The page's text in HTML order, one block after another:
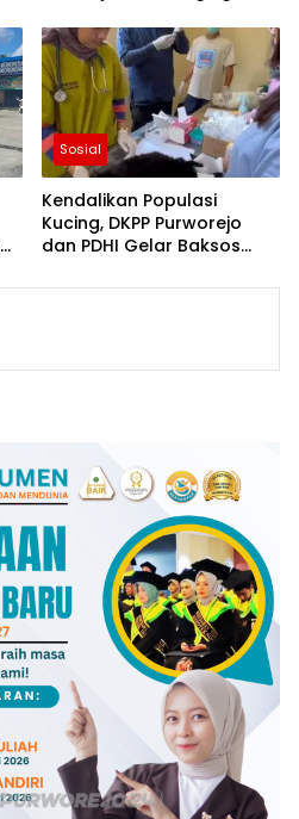
Anak
Sosial
Kendalikan Populasi
Kucing, DKPP Purworejo
dan PDHI Gelar Baksos
Antusias Pecinta Anabul